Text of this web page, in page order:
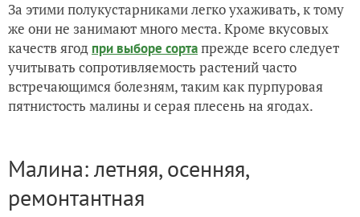
За этими полукустарниками легко ухаживать, к тому
же они не занимают много места. Кроме вкусовых
качеств ягод при выборе сортапрежде всего следует
учитывать сопротивляемость растений часто
встречающимся болезням, таким как пурпуровая
пятнистость малины и серая плесень на ягодах.
Малина: летняя, осенняя,
ремонтантная